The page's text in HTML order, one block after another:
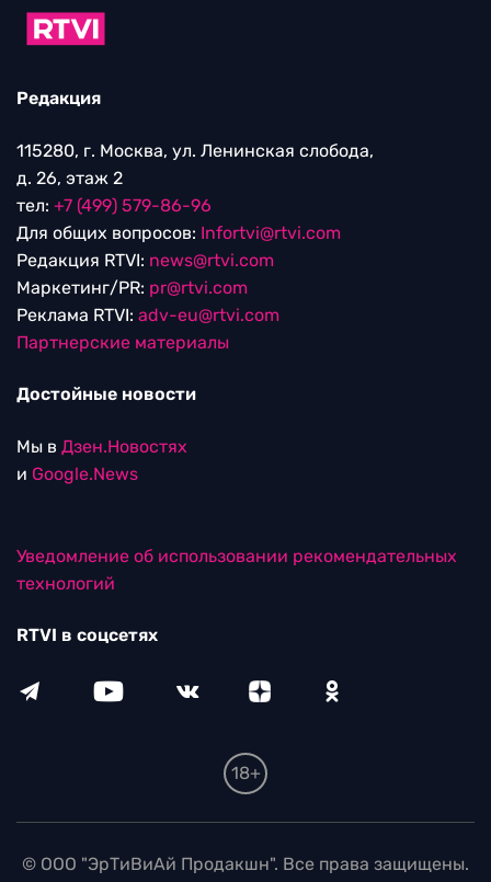
Редакция
115280, г. Москва, ул. Ленинская слобода,
д. 26, этаж 2
тел: +7 (499) 579-86-96
Для общих вопросов: Infortvi@rtvi.com
Редакция RTVI: news@rtvi.com
Маркетинг/PR: pr@rtvi.com
Реклама RTVI: adv-eu@rtvi.com
Партнерские материалы
Достойные новости
Мы в Дзен.Новостях
и Google.News
Уведомление об использовании рекомендательных
технологий
RTVI в соцсетях
18+
© ООО "ЭрТиВиАй Продакшн". Все права защищены.